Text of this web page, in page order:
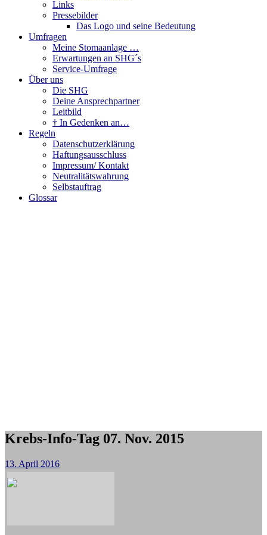
Links
Pressebilder
Das Logo und seine Bedeutung
Umfragen
Meine Stomaanlage …
Erwartungen an SHG´s
Service-Umfrage
Über uns
Die SHG
Deine Ansprechpartner
Leitbild
† In Gedenken an…
Regeln
Datenschutzerklärung
Haftungsausschluss
Impressum/ Kontakt
Neutralitätswahrung
Selbstauftrag
Glossar
Krebs-Info-Tag 07. Nov. 2015
13. April 2016